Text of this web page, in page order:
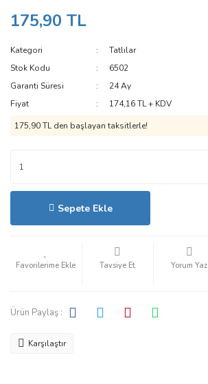
175,90 TL
Kategori
Tatlılar
Stok Kodu
6502
Garanti Süresi
24 Ay
Fiyat
174,16 TL + KDV
175,90 TL den başlayan taksitlerle!
Sepete Ekle
Tavsiye Et Yorum Yaz
Ürün Paylaş :
Karşılaştır